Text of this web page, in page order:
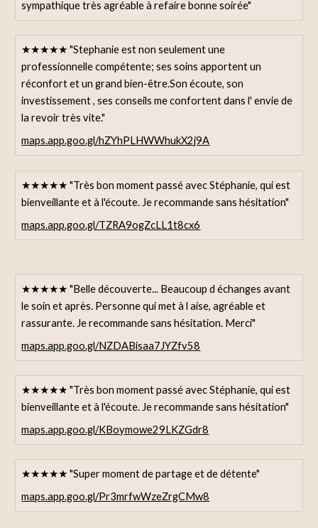
sympathique très agréable à refaire bonne soirée"
★★★★★ "Stephanie est non seulement une
professionnelle compétente; ses soins apportent un
réconfort et un grand bien-être.Son écoute, son
investissement , ses conseils me confortent dans l' envie de
la revoir très vite."
maps.app.goo.gl/hZYhPLHWWhukX2j9A
★★★★★ "Très bon moment passé avec Stéphanie, qui est
bienveillante et à l'écoute. Je recommande sans hésitation"
maps.app.goo.gl/TZRA9ogZcLL1t8cx6
★★★★★ "Belle découverte... Beaucoup d échanges avant
le soin et après. Personne qui met à l aise, agréable et
rassurante. Je recommande sans hésitation. Merci"
maps.app.goo.gl/NZDABisaa7JYZfv58
★★★★★ "Très bon moment passé avec Stéphanie, qui est
bienveillante et à l'écoute. Je recommande sans hésitation"
maps.app.goo.gl/KBoymowe29LKZGdr8
★★★★★ "Super moment de partage et de détente"
maps.app.goo.gl/Pr3mrfwWzeZrgCMw8